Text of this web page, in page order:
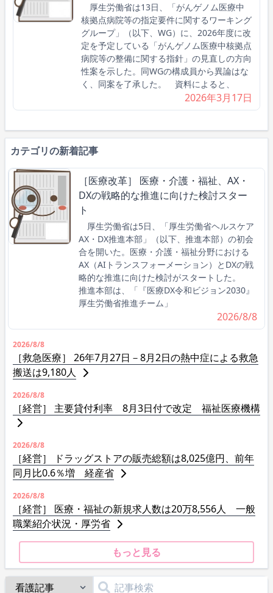
厚生労働省は13日、「がんゲノム医療中
核拠点病院等の指定要件に関するワーキング
グループ」（以下、WG）に、2026年度に改
定を予定している「がんゲノム医療中核拠点
病院等の整備に関する指針」の見直しの方向
性案を示した。同WGの構成員から異論はな
く、同案を了承した。 資料によると、
2026年3月17日
カテゴリの新着記事
［医療改革］ 医療・介護・福祉、AX・
DXの戦略的な推進に向けた検討スター
ト
厚生労働省は5日、「厚生労働省ヘルスケア
AX・DX推進本部」（以下、推進本部）の初会
合を開いた。医療・介護・福祉分野における
AX（AIトランスフォーメーション）とDXの戦
略的な推進に向けた検討がスタートした。
推進本部は、「『医療DX令和ビジョン2030』
厚生労働省推進チーム」
2026/8/8
2026/8/8
［救急医療］ 26年7月27日－8月2日の熱中症による救急
搬送は9,180人
2026/8/8
［経営］ 主要貸付利率 8月3日付で改定 福祉医療機構
2026/8/8
［経営］ ドラッグストアの販売総額は8,025億円、前年
同月比0.6％増 経産省
2026/8/8
［経営］ 医療・福祉の新規求人数は20万8,556人 一般
職業紹介状況・厚労省
もっと見る